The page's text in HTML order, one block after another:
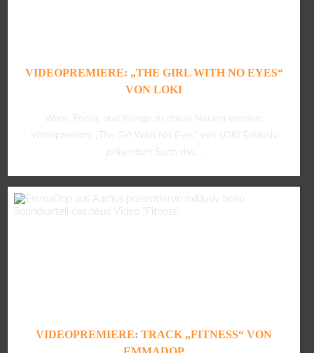
VIDEOPREMIERE: „THE GIRL WITH NO EYES“
VON LOKI
Wenn Poesie und Klänge zu etwas Neuem werden:
Videopremiere „The Girl With No Eyes“ von LOKI Exklusiv
präsentiert Euch das...
VIDEOPREMIERE: TRACK „FITNESS“ VON